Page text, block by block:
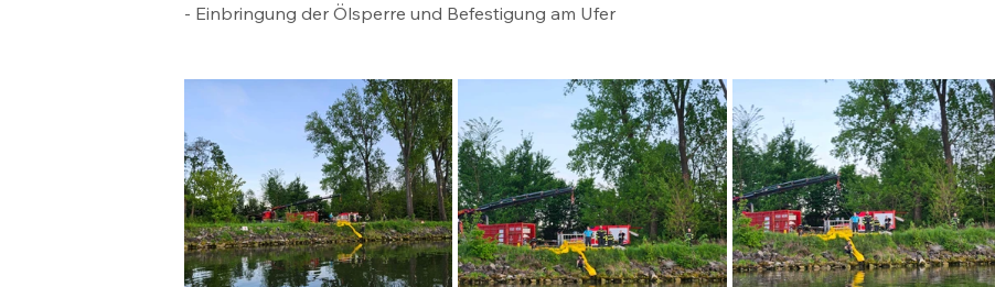
- Einbringung der Ölsperre und Befestigung am Ufer